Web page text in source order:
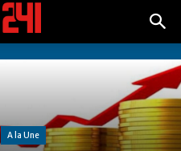
A la Une